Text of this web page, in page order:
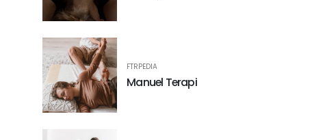
FTRPEDIA
Manuel Terapi